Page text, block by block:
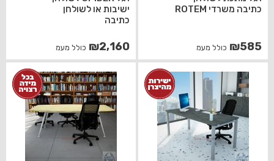
כתיבה משרדי ROTEM
₪585 כולל מעמ
ישיבות או לשולחן
כתיבה
₪2,160 כולל מעמ